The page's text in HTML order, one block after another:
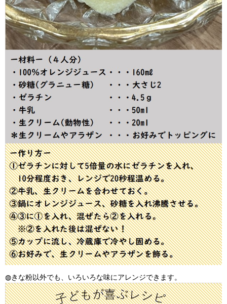
◍きな粉以外でも、いろいろな味にアレンジできます。